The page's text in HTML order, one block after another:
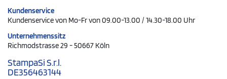
Kundenservice
Kundenservice von Mo-Fr von 09.00-13.00 / 14.30-18.00 Uhr
Unternehmenssitz
Richmodstrasse 29 - 50667 Köln
StampaSi S.r.l.
DE356463144